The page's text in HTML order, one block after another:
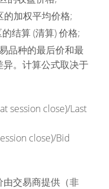
加权平均价格;
结算 (清算) 价格;
品种的最后价和最
。计算公式取决于
session close)/Last
close)/Bid
交易商提供（非